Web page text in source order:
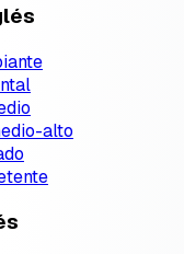
alto